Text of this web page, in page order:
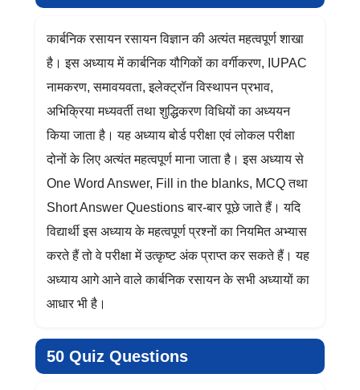
कार्बनिक रसायन रसायन विज्ञान की अत्यंत महत्वपूर्ण शाखा
है। इस अध्याय में कार्बनिक यौगिकों का वर्गीकरण, IUPAC
नामकरण, समावयवता, इलेक्ट्रॉन विस्थापन प्रभाव,
अभिक्रिया मध्यवर्ती तथा शुद्धिकरण विधियों का अध्ययन
किया जाता है। यह अध्याय बोर्ड परीक्षा एवं लोकल परीक्षा
दोनों के लिए अत्यंत महत्वपूर्ण माना जाता है। इस अध्याय से
One Word Answer, Fill in the blanks, MCQ तथा
Short Answer Questions बार-बार पूछे जाते हैं। यदि
विद्यार्थी इस अध्याय के महत्वपूर्ण प्रश्नों का नियमित अभ्यास
करते हैं तो वे परीक्षा में उत्कृष्ट अंक प्राप्त कर सकते हैं। यह
अध्याय आगे आने वाले कार्बनिक रसायन के सभी अध्यायों का
आधार भी है।
50 Quiz Questions